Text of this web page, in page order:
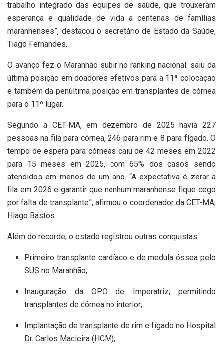
trabalho integrado das equipes de saúde, que trouxeram
esperança e qualidade de vida a centenas de famílias
maranhenses”, destacou o secretário de Estado da Saúde,
Tiago Fernandes.
O avanço fez o Maranhão subir no ranking nacional: saiu da
última posição em doadores efetivos para a 11ª colocação
e também da penúltima posição em transplantes de córnea
para o 11º lugar.
Segundo a CET-MA, em dezembro de 2025 havia 227
pessoas na fila para córnea, 246 para rim e 8 para fígado. O
tempo de espera para córneas caiu de 42 meses em 2022
para 15 meses em 2025, com 65% dos casos sendo
atendidos em menos de um ano. “A expectativa é zerar a
fila em 2026 e garantir que nenhum maranhense fique cego
por falta de transplante”, afirmou o coordenador da CET-MA,
Hiago Bastos.
Além do recorde, o estado registrou outras conquistas:
Primeiro transplante cardíaco e de medula óssea pelo
SUS no Maranhão;
Inauguração da OPO de Imperatriz, permitindo
transplantes de córnea no interior;
Implantação de transplante de rim e fígado no Hospital
Dr. Carlos Macieira (HCM);